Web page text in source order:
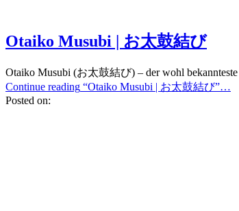
Otaiko Musubi | お太鼓結び
Otaiko Musubi (お太鼓結び) – der wohl
Continue reading “Otaiko Musubi | お太鼓結び”…
Posted on: